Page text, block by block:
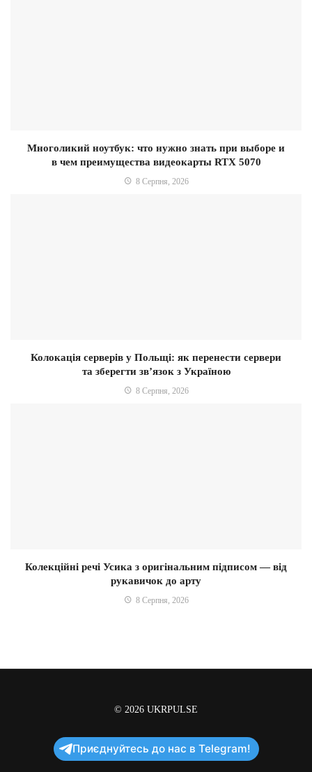
Многоликий ноутбук: что нужно знать при выборе и
в чем преимущества видеокарты RTX 5070
8 Серпня, 2026
Колокація серверів у Польщі: як перенести сервери
та зберегти зв’язок з Україною
8 Серпня, 2026
Колекційні речі Усика з оригінальним підписом — від
рукавичок до арту
8 Серпня, 2026
© 2026 UKRPULSE
Приєднуйтесь до нас в Telegram!